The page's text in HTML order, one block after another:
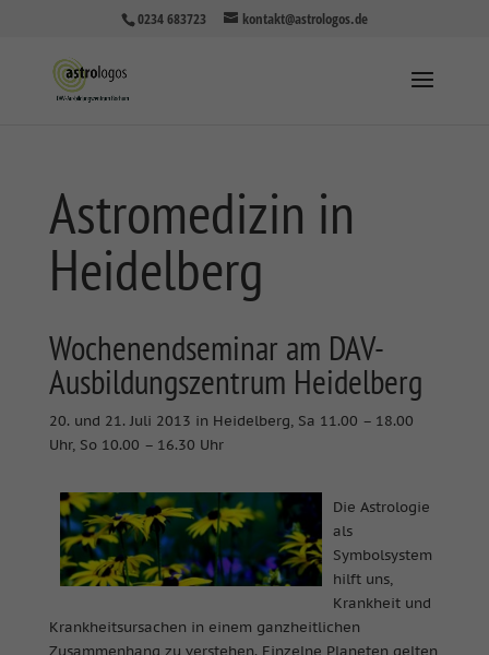
0234 683723 kontakt@astrologos.de
Astromedizin in
Heidelberg
Wochenendseminar am DAV-
Ausbildungszentrum Heidelberg
20. und 21. Juli 2013 in Heidelberg, Sa 11.00 – 18.00
Uhr, So 10.00 – 16.30 Uhr
Die Astrologie
als
Symbolsystem
hilft uns,
Krankheit und
Krankheitsursachen in einem ganzheitlichen
Zusammenhang zu verstehen. Einzelne Planeten gelten